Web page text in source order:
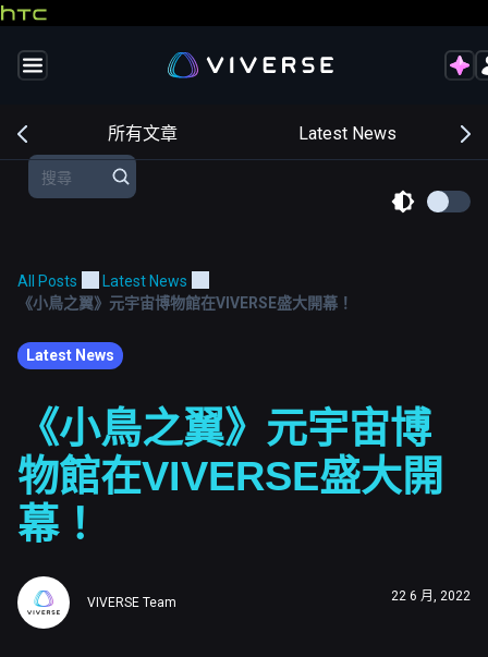
所有文章 Latest News
All Posts
Latest News
《小鳥之翼》元宇宙博物館在VIVERSE盛大開幕！
Latest News
《小鳥之翼》元宇宙博
物館在VIVERSE盛大開
幕！
VIVERSE Team 22 6 月, 2022